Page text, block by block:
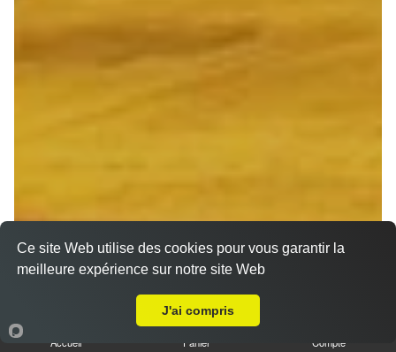
Accueil Panier Compte
Ce site Web utilise des cookies pour vous garantir la
meilleure expérience sur notre site Web
J'ai compris